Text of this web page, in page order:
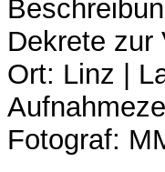
Dekrete zur
Ort: Linz |
Fotograf: